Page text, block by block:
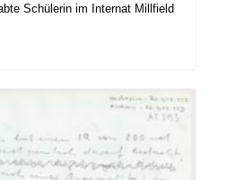
Schülerin im Internat Millfield